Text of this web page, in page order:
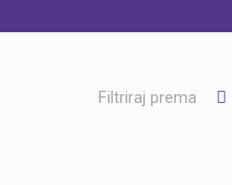
Filtriraj prema